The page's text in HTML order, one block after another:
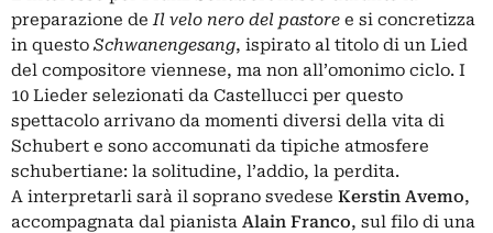
preparazione de Il velo nero del pastore e si concretizza
in questo Schwanengesang, ispirato al titolo di un Lied
del compositore viennese, ma non all’omonimo ciclo. I
10 Lieder selezionati da Castellucci per questo
spettacolo arrivano da momenti diversi della vita di
Schubert e sono accomunati da tipiche atmosfere
schubertiane: la solitudine, l’addio, la perdita.
A interpretarli sarà il soprano svedese Kerstin Avemo,
accompagnata dal pianista Alain Franco, sul filo di una